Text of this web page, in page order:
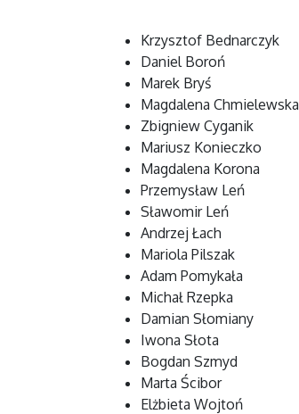
Krzysztof Bednarczyk
Daniel Boroń
Marek Bryś
Magdalena Chmielewska
Zbigniew Cyganik
Mariusz Konieczko
Magdalena Korona
Przemysław Leń
Sławomir Leń
Andrzej Łach
Mariola Pilszak
Adam Pomykała
Michał Rzepka
Damian Słomiany
Iwona Słota
Bogdan Szmyd
Marta Ścibor
Elżbieta Wojtoń